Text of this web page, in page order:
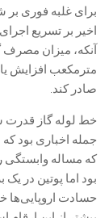
برای غلبه فوری بر
مترمکعب افزایش
صادر کند.
جمله اخباری بود
که مساله وابستگی
بود اما پوتین در یک
حسادت اروپایی‌ها